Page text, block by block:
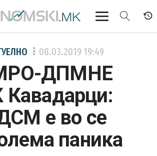
08.03.2019 19:49
ДПМНЕ
Кавадарци:
е во се
паника